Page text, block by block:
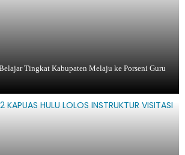
Tingkat Kabupaten Melaju ke Porseni Guru